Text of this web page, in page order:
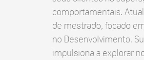
comportamentais.
de mestrado, focado
no Desenvolvimento.
impulsiona a explorar